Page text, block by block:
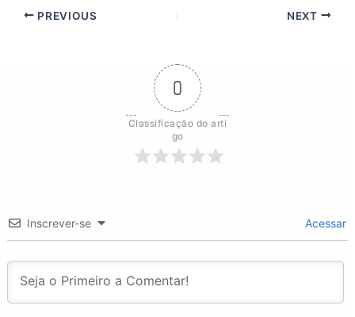
PREVIOUS NEXT
0
Classificação do arti
go
Inscrever-se Acessar